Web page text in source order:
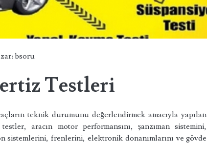
bsoru
Testleri
teknik durumunu değerlendirmek amacıyla yapılan
aracın motor performansını, şanzıman sistemini,
sistemlerini, frenlerini, elektronik donanımlarını ve gövde